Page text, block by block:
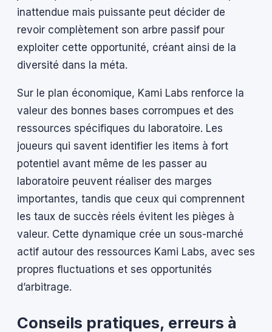
inattendue mais puissante peut décider de
revoir complètement son arbre passif pour
exploiter cette opportunité, créant ainsi de la
diversité dans la méta.
Sur le plan économique, Kami Labs renforce la
valeur des bonnes bases corrompues et des
ressources spécifiques du laboratoire. Les
joueurs qui savent identifier les items à fort
potentiel avant même de les passer au
laboratoire peuvent réaliser des marges
importantes, tandis que ceux qui comprennent
les taux de succès réels évitent les pièges à
valeur. Cette dynamique crée un sous-marché
actif autour des ressources Kami Labs, avec ses
propres fluctuations et ses opportunités
d’arbitrage.
Conseils pratiques, erreurs à